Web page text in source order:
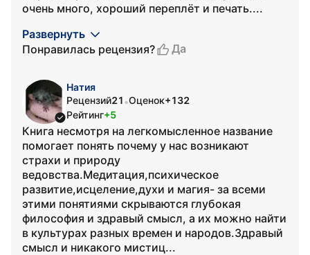
очень много, хороший переплёт и печать....
Развернуть
Понравилась рецензия?
Да
Натия
Рецензий21 •Оценок+132
Рейтинг+5
Книга несмотря на легкомысленное название
помогает понять почему у нас возникают
страхи и природу
ведовства.Медитация,психическое
развитие,исцеление,духи и магия- за всеми
этими понятиями скрываются глубокая
философия и здравый смысл, а их можно найти
в культурах разных времен и народов.Здравый
смысл и никакого мистиц...